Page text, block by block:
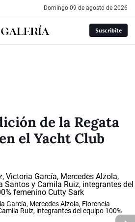
domingo 09 de agosto de 2026
Suscribite
de la Regata
el Yacht Club
García, Mercedes Alzola, Florencia
Ruiz, integrantes del equipo 100%